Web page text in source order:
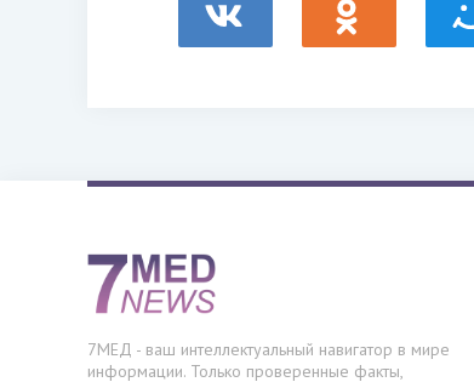
7МЕД - ваш интеллектуальный навигатор в мире
информации. Только проверенные факты,